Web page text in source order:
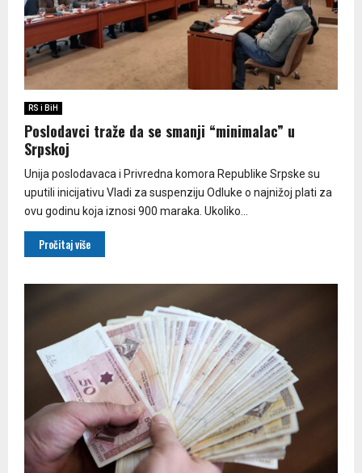
RS i BiH
Poslodavci traže da se smanji “minimalac” u
Srpskoj
Unija poslodavaca i Privredna komora Republike Srpske su
uputili inicijativu Vladi za suspenziju Odluke o najnižoj plati za
ovu godinu koja iznosi 900 maraka. Ukoliko...
Pročitaj više